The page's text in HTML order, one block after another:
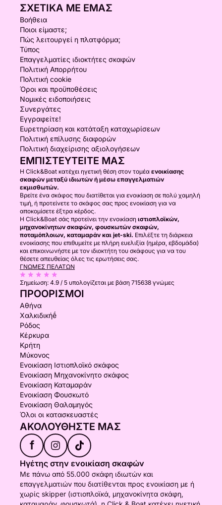
ΣΧΕΤΙΚΆ ΜΕ ΕΜΆΣ
Βοήθεια
Ποιοι είμαστε;
Πώς λειτουργεί η πλατφόρμα;
Τύπος
Επαγγελματίες ιδιοκτήτες σκαφών
Πολιτική Απορρήτου
Πολιτική cookie
Όροι και προϋποθέσεις
Νομικές ειδοποιήσεις
Συνεργάτες
Εγγραφείτε!
Ευρετηρίαση και κατάταξη καταχωρίσεων
Πολιτική επίλυσης διαφορών
Πολιτική διαχείρισης αξιολογήσεων
ΕΜΠΙΣΤΕΥΤΕΊΤΕ ΜΑΣ
Η Click&Boat κατέχει ηγετική θέση στον τομέα ενοικίασης
σκαφών μεταξύ ιδιωτών ή μέσω επαγγελματιών
εκμισθωτών.
Βρείτε ένα σκάφος που διατίθεται για ενοικίαση σε πολύ χαμηλή
τιμή, ή προτείνετε το σκάφος σας προς ενοικίαση για να
αποκομίσετε έξτρα κέρδος.
Η Click&Boat σάς προτείνει την ενοικίαση ιστιοπλοϊκών,
μηχανοκίνητων σκαφών, φουσκωτών σκαφών,
ποταμόπλοιων, καταμαράν και jet-ski. Επιλέξτε τη διάρκεια
ενοικίασης που επιθυμείτε με πλήρη ευελιξία (ημέρα, εβδομάδα)
και επικοινωνήστε με τον ιδιοκτήτη του σκάφους για να του
θέσετε απευθείας όλες τις ερωτήσεις σας.
ΓΝΏΜΕΣ ΠΕΛΑΤΏΝ
Σημείωση: 4.9 / 5 υπολογίζεται με βάση 715638 γνώμες
ΠΡΟΟΡΙΣΜΟΊ
Αθήνα
Χαλκιδικήḗ
Ρόδος
Κέρκυρα
Κρήτη
Μύκονος
Ενοικίαση Ιστιοπλοϊκό σκάφος
Ενοικίαση Μηχανοκίνητο σκάφος
Ενοικίαση Καταμαράν
Ενοικίαση Φουσκωτό
Ενοικίαση Θαλαμηγός
Όλοι οι κατασκευαστές
ΑΚΟΛΟΥΘΉΣΤΕ ΜΑΣ
f
Ηγέτης στην ενοικίαση σκαφών
Με πάνω από 55.000 σκάφη ιδιωτών και
επαγγελματιών που διατίθενται προς ενοικίαση με ή
χωρίς skipper (ιστιοπλοϊκά, μηχανοκίνητα σκάφη,